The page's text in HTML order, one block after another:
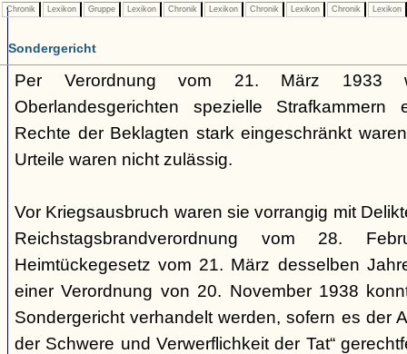
Chronik Lexikon Gruppe Lexikon Chronik Lexikon Chronik Lexikon Chronik Lexikon
Sondergericht
Per Verordnung vom 21. März 1933
Oberlandesgerichten spezielle
Rechte der Beklagten stark eingeschränkt
Urteile waren nicht zulässig.
Vor Kriegsausbruch waren sie vorrangig mit
Reichstagsbrandverordnung vom 28.
Heimtückegesetz vom 21. März desselben
einer Verordnung von 20. November 1938
Sondergericht verhandelt werden, sofern es der
der Schwere und Verwerflichkeit der Tat“